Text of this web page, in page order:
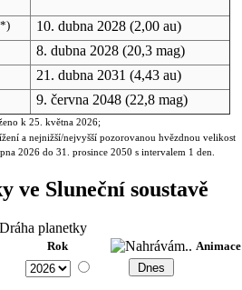
10. dubna 2028(2,00 au)
8. dubna 2028(20,3 mag)
21. dubna 2031 (4,43 au)
9. června 2048(22,8 mag)
k 25. května 2026;
a nejnižší/nejvyšší pozorovanou hvězdnou velikost
2026 do 31. prosince 2050 s intervalem 1 den.
ve Sluneční soustavě
Rok Animace